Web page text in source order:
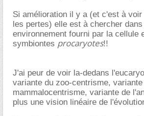
Si amélioration il y a (et c'est à
les pertes) elle est à chercher
environnement fourni par la cellule
symbiontes procaryotes!!
J'ai peur de voir la-dedans
variante du zoo-centrisme, variante
mammalocentrisme, variante de
plus une vision linéaire de